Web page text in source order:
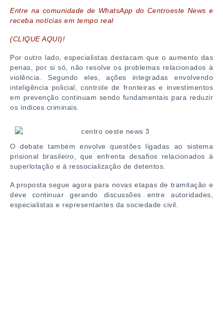
Entre na comunidade de WhatsApp do Centroeste News e
receba notícias em tempo real
(CLIQUE AQUI)!
Por outro lado, especialistas destacam que o aumento das
penas, por si só, não resolve os problemas relacionados à
violência. Segundo eles, ações integradas envolvendo
inteligência policial, controle de fronteiras e investimentos
em prevenção continuam sendo fundamentais para reduzir
os índices criminais.
O debate também envolve questões ligadas ao sistema
prisional brasileiro, que enfrenta desafios relacionados à
superlotação e à ressocialização de detentos.
A proposta segue agora para novas etapas de tramitação e
deve continuar gerando discussões entre autoridades,
especialistas e representantes da sociedade civil.